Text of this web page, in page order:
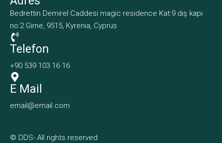
Bedrettin Demirel Caddesi magic residence Kat:9 dış kapı
no:2 Girne, 9515, Kyrenia, Cyprus
Telefon
+90 539 103 16 16
E Mail
email@email.com
© DDS- All rights reserved